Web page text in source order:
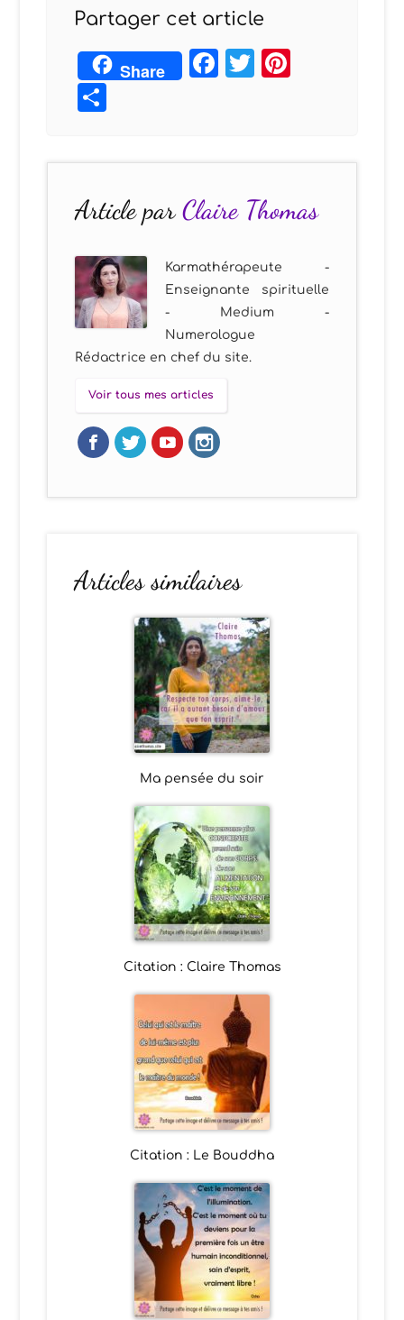
Partager cet article
Share Facebook
Twitter
Article parClaire Thomas
Karmathérapeute -
Enseignante spirituelle
- Medium -
Numerologue
Rédactrice en chef du site.
Voir tous mes articles
Articles similaires
Ma pensée du soir
Citation : Claire Thomas
Citation : Le Bouddha